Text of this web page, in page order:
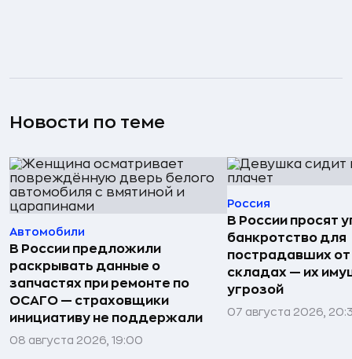
Новости по теме
Автомобили
В России предложили
раскрывать данные о
запчастях при ремонте по
ОСАГО — страховщики
инициативу не поддержали
08 августа 2026, 19:00
Россия
В России просят
банкротство для
пострадавших
складах — их
угрозой
07 августа 2026,